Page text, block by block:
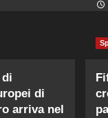
di
arriva nel